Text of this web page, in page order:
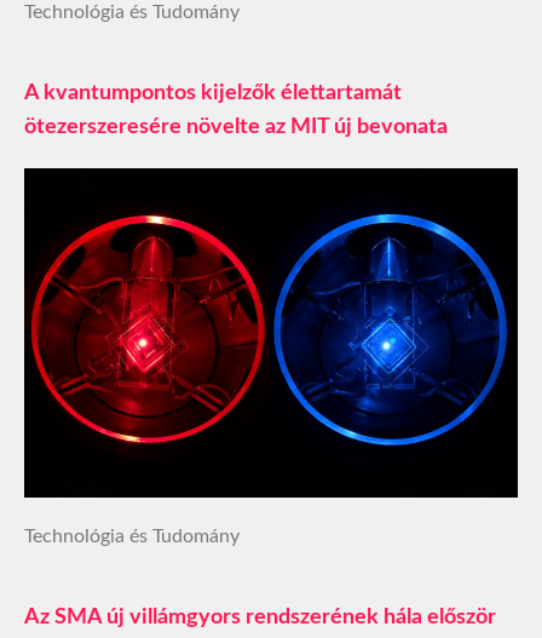
Technológia és Tudomány
A kvantumpontos kijelzők élettartamát
ötezerszeresére növelte az MIT új bevonata
Technológia és Tudomány
Az SMA új villámgyors rendszerének hála először